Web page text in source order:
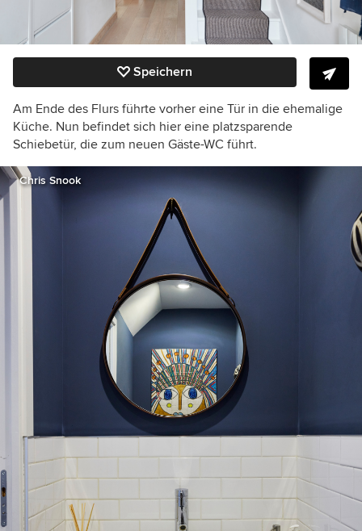
Speichern
Am Ende des Flurs führte vorher eine Tür in die ehemalige
Küche. Nun befindet sich hier eine platzsparende
Schiebetür, die zum neuen Gäste-WC führt.
Chris Snook